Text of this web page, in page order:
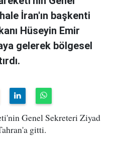
İran'ın başkenti
Hüseyin Emir
gelerek bölgesel
Genel Sekreteri Ziyad
gitti.